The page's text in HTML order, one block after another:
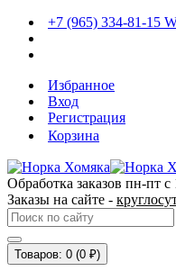
+7 (965) 334-81-15
Избранное
Вход
Регистрация
Корзина
Обработка заказов пн-пт с
Заказы на сайте -
Товаров: 0 (0 ₽)